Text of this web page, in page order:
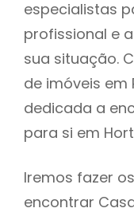
especialistas
profissional e
sua situação.
de imóveis em
dedicada a
para si em
Iremos fazer
encontrar